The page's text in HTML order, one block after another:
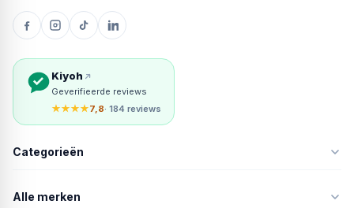
Kiyoh
Geverifieerde reviews
★★★★7,8· 184 reviews
Categorieën
Alle merken